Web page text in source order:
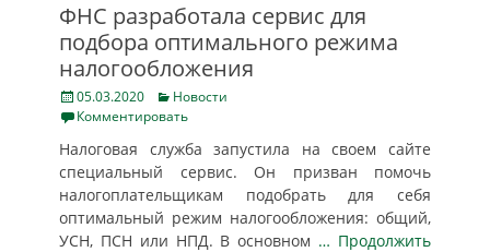
ФНС разработала сервис для
подбора оптимального режима
налогообложения
Posted
on
05.03.2020 Categories
Новости
Комментировать
Налоговая служба запустила на своем сайте
специальный сервис. Он призван помочь
налогоплательщикам подобрать для себя
оптимальный режим налогообложения: общий,
УСН, ПСН или НПД. В основном … Продолжить